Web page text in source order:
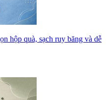
hộp quà, sạch ruy băng và dễ